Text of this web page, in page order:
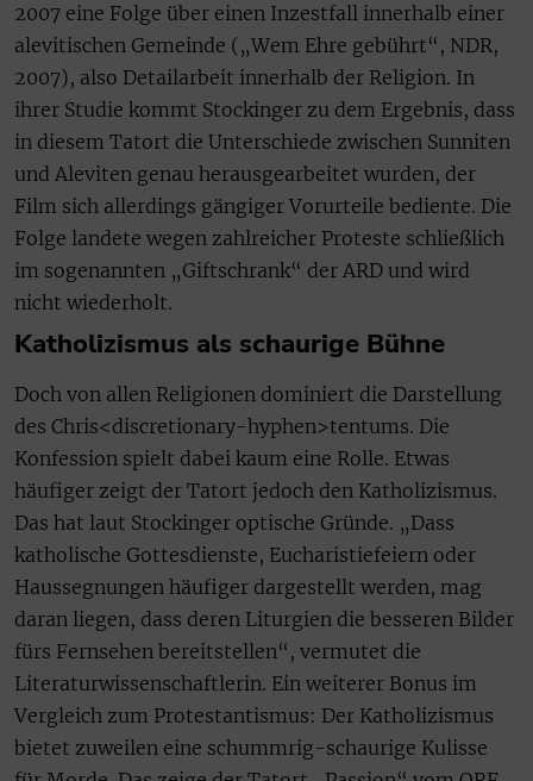
2007 eine Folge über einen Inzestfall innerhalb einer
alevitischen Gemeinde („Wem Ehre gebührt“, NDR,
2007), also Detailarbeit innerhalb der Religion. In
ihrer Studie kommt Stockinger zu dem Ergebnis, dass
in diesem Tatort die Unterschiede zwischen Sunniten
und Aleviten genau herausgearbeitet wurden, der
Film sich allerdings gängiger Vorurteile bediente. Die
Folge landete wegen zahlreicher Proteste schließlich
im sogenannten „Giftschrank“ der ARD und wird
nicht wiederholt.
Katholizismus als schaurige Bühne
Doch von allen Religionen dominiert die Darstellung
des Chris<discretionary-hyphen>tentums. Die
Konfession spielt dabei kaum eine Rolle. Etwas
häufiger zeigt der Tatort jedoch den Katholizismus.
Das hat laut Stockinger optische Gründe. „Dass
katholische Gottesdienste, Eucharistiefeiern oder
Haussegnungen häufiger dargestellt werden, mag
daran liegen, dass deren Liturgien die besseren Bilder
fürs Fernsehen bereitstellen“, vermutet die
Literaturwissenschaftlerin. Ein weiterer Bonus im
Vergleich zum Protestantismus: Der Katholizismus
bietet zuweilen eine schummrig-schaurige Kulisse